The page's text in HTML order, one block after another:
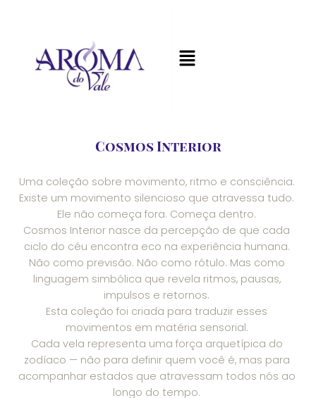
Cosmos Interior
Uma coleção sobre movimento, ritmo e consciência.
Existe um movimento silencioso que atravessa tudo.
Ele não começa fora. Começa dentro.
Cosmos Interior nasce da percepção de que cada
ciclo do céu encontra eco na experiência humana.
Não como previsão. Não como rótulo. Mas como
linguagem simbólica que revela ritmos, pausas,
impulsos e retornos.
Esta coleção foi criada para traduzir esses
movimentos em matéria sensorial.
Cada vela representa uma força arquetípica do
zodíaco — não para definir quem você é, mas para
acompanhar estados que atravessam todos nós ao
longo do tempo.